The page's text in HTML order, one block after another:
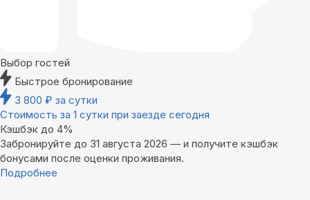
Выбор гостей
Быстрое бронирование
3 800 ₽ за сутки
Стоимость за 1 сутки при заезде сегодня
Кэшбэк до 4%
Забронируйте до 31 августа 2026 — и получите кэшбэк
бонусами после оценки проживания.
Подробнее